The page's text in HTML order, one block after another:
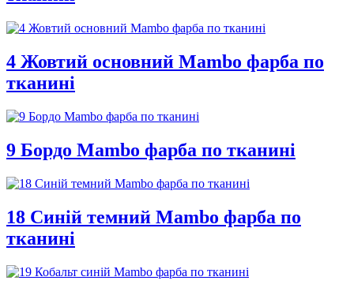
4 Жовтий основний Mambo фарба по
тканині
9 Бордо Mambo фарба по тканині
18 Синій темний Mambo фарба по
тканині